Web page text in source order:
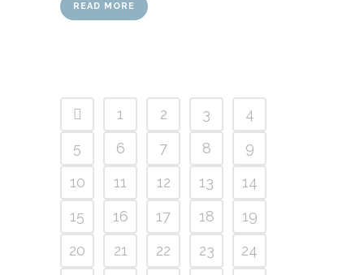
READ MORE
1 2 3
4
5
6 7 8
9
10
11 12 13
14
15
16 17 18
19
20
21 22 23
24